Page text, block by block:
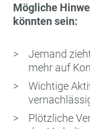
Mögliche
könnten sein:
Jemand
mehr auf
Wichtige
Plötzliche